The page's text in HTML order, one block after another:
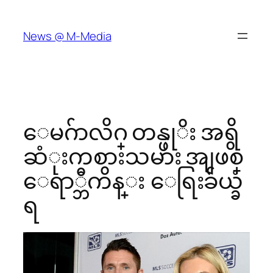
content
News @ M-Media
ေမဂ်ာလိဂ္ တန္ဖုိး အရွိ
ဆံုးကစားသမား အျဖစ္
ေရာ္ဘီကိန္း ေရြးခ်ယ္ခံ
ရ